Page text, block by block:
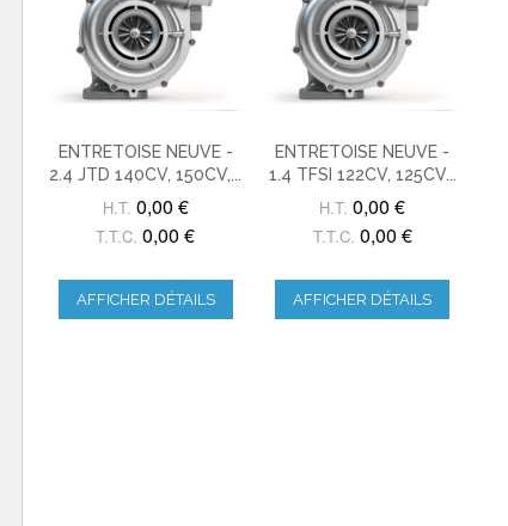
ENTRETOISE NEUVE -
2.4 JTD 140CV, 150CV,...
H.T. 0,00 €
T.T.C. 0,00 €
AFFICHER DÉTAILS
ENTRETOISE NEUVE -
1.4 TFSI 122CV, 125CV...
H.T. 0,00 €
T.T.C. 0,00 €
AFFICHER DÉTAILS